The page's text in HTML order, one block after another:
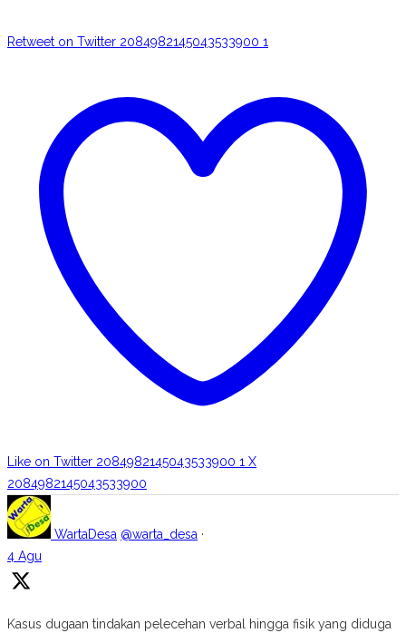
Retweet on Twitter 2084982145043533900 1
Like on Twitter 2084982145043533900 1 X
2084982145043533900
WartaDesa @warta_desa ·
4 Agu
Kasus dugaan tindakan pelecehan verbal hingga fisik yang diduga